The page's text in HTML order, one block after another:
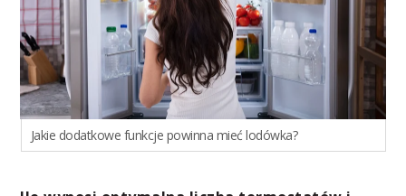
Jakie dodatkowe funkcje powinna mieć lodówka?